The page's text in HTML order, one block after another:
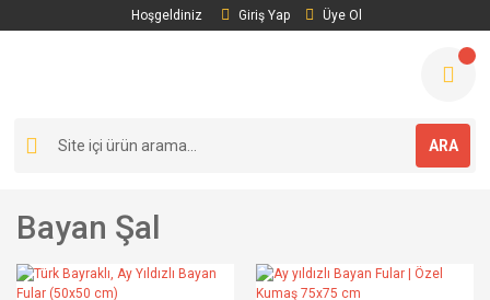
Hoşgeldiniz Giriş Yap Üye Ol
ARA
Bayan Şal